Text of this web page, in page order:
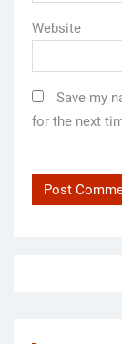
Website
Save my
for the next